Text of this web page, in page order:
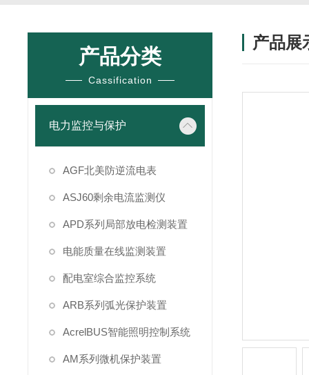
产品分类
Cassification
电力监控与保护
AGF北美防逆流电表
ASJ60剩余电流监测仪
APD系列局部放电检测装置
电能质量在线监测装置
配电室综合监控系统
ARB系列弧光保护装置
AcrelBUS智能照明控制系统
AM系列微机保护装置
产品展